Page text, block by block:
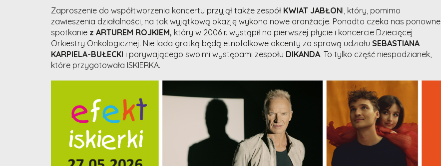
Zaproszenie do współtworzenia koncertu przyjął także zespół KWIAT JABŁONI, który, pomimo
zawieszenia działalności, na tak wyjątkową okazję wykona nowe aranżacje. Ponadto czeka nas ponowne
spotkanie z ARTUREM ROJKIEM, który w 2006 r. wystąpił na pierwszej płycie i koncercie Dziecięcej
Orkiestry Onkologicznej. Nie lada gratką będą etnofolkowe akcenty za sprawą udziału SEBASTIANA
KARPIELA-BUŁECKI i porywającego swoimi występami zespołu DIKANDA. To tylko część niespodzianek,
które przygotowała ISKIERKA.